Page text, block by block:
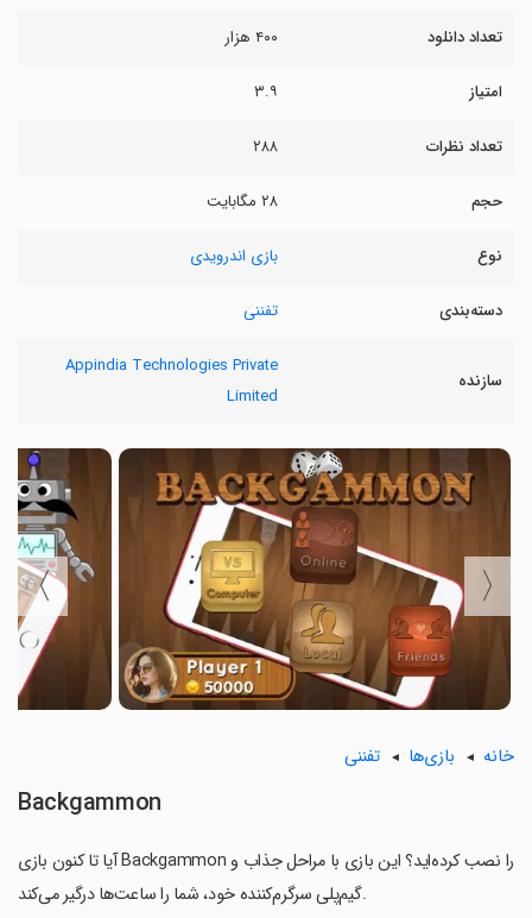
تعداد دانلود ۴۰۰ هزار
امتیاز ۳.۹
تعداد نظرات ۲۸۸
حجم ۲۸ مگابایت
نوع بازی اندرویدی
دسته‌بندی تفننی
سازنده
Appindia Technologies Private
Limited
〈
〉
خانه بازی‌ها تفننی
Backgammon
آیا تا کنون بازی Backgammon را نصب کرده‌اید؟ این بازی با مراحل جذاب و
گیم‌پلی سرگرم‌کننده خود، شما را ساعت‌ها درگیر می‌کند.